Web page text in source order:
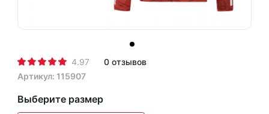
4.97
0 отзывов
Артикул: 115907
Выберите размер